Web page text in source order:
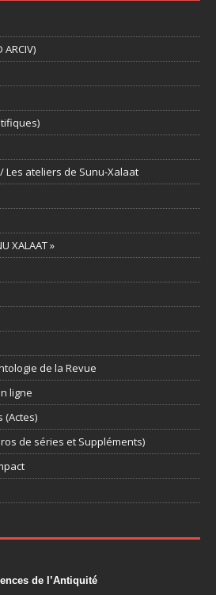
ARCIV)
Les ateliers de Sunu-Xalaat
XALAAT »
de la Revue
ligne
(Actes)
de séries et Suppléments)
de l’Antiquité